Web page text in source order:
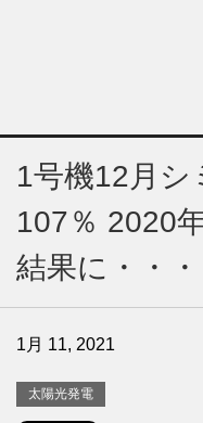
1号機12月
107％ 2020
結果に・・・
1月 11, 2021
太陽光発電